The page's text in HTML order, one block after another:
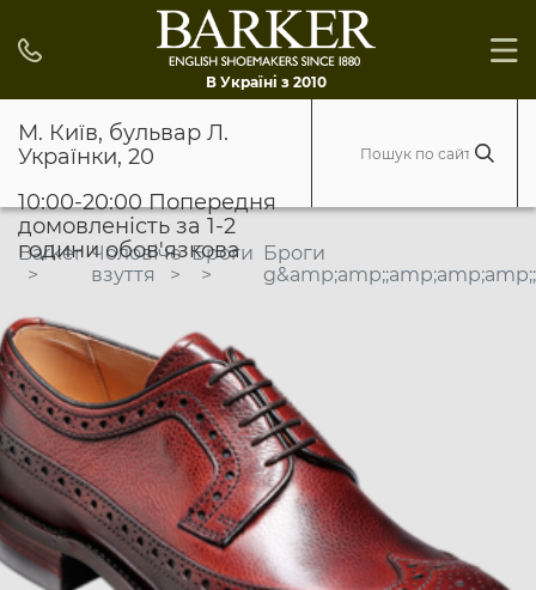
В Україні з 2010
М. Київ, бульвар Л.
Українки, 20
10:00-20:00 Попередня
домовленість за 1-2
години обов'язкова
Barker Чоловіче
взуття
Броги Броги